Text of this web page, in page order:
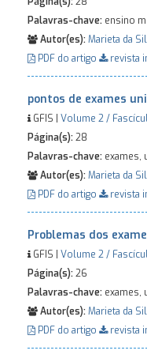
Palavras-chave: ensino
Autor(es):Marieta da
PDF do artigo
revista
pontos de exames
GFIS | Volume 2 /
Página(s):28
Palavras-chave: exames,
Autor(es):Marieta da
PDF do artigo
revista
Problemas dos
GFIS | Volume 2 /
Página(s):26
Palavras-chave: exames,
Autor(es):Marieta da
PDF do artigo
revista